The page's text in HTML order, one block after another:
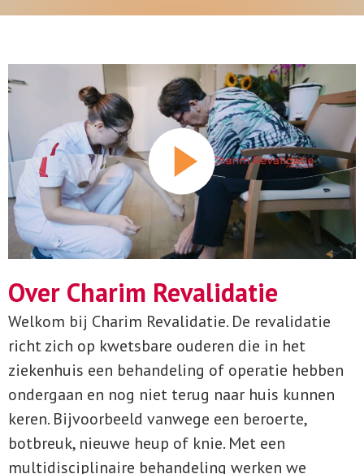
Over Charim Revalidatie
Welkom bij Charim Revalidatie. De revalidatie
richt zich op kwetsbare ouderen die in het
ziekenhuis een behandeling of operatie hebben
ondergaan en nog niet terug naar huis kunnen
keren. Bijvoorbeeld vanwege een beroerte,
botbreuk, nieuwe heup of knie. Met een
multidisciplinaire behandeling werken we